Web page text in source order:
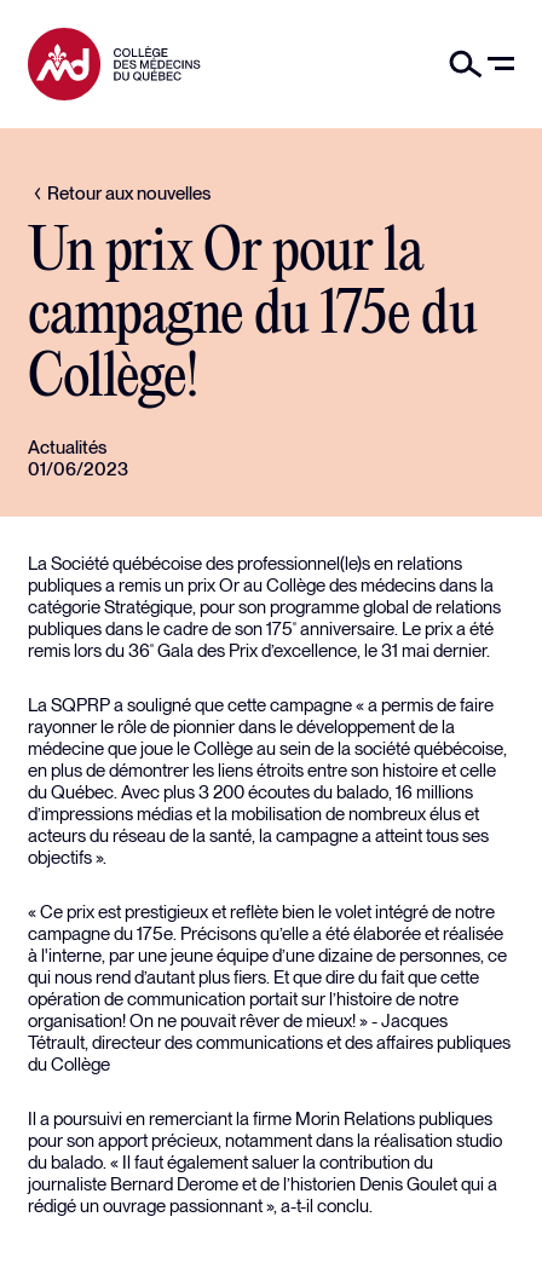
Retour aux nouvelles
Un prix Or pour la
campagne du 175e du
Collège!
Actualités
01/06/2023
La Société québécoise des professionnel(le)s en relations
publiques a remis un prix Or au Collège des médecins dans la
catégorie Stratégique, pour son programme global de relations
publiques dans le cadre de son 175e anniversaire. Le prix a été
remis lors du 36e Gala des Prix d’excellence, le 31 mai dernier.
La SQPRP a souligné que cette campagne « a permis de faire
rayonner le rôle de pionnier dans le développement de la
médecine que joue le Collège au sein de la société québécoise,
en plus de démontrer les liens étroits entre son histoire et celle
du Québec. Avec plus 3 200 écoutes du balado, 16 millions
d’impressions médias et la mobilisation de nombreux élus et
acteurs du réseau de la santé, la campagne a atteint tous ses
objectifs ».
« Ce prix est prestigieux et reflète bien le volet intégré de notre
campagne du 175e. Précisons qu’elle a été élaborée et réalisée
à l'interne, par une jeune équipe d’une dizaine de personnes, ce
qui nous rend d’autant plus fiers. Et que dire du fait que cette
opération de communication portait sur l’histoire de notre
organisation! On ne pouvait rêver de mieux! » - Jacques
Tétrault, directeur des communications et des affaires publiques
du Collège
Il a poursuivi en remerciant la firme Morin Relations publiques
pour son apport précieux, notamment dans la réalisation studio
du balado. « Il faut également saluer la contribution du
journaliste Bernard Derome et de l’historien Denis Goulet qui a
rédigé un ouvrage passionnant », a-t-il conclu.